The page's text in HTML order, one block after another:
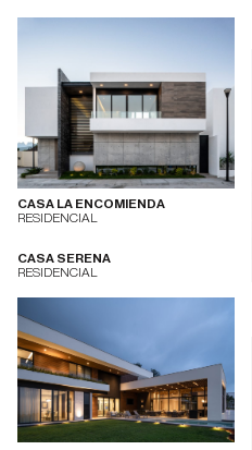
CASA LA ENCOMIENDA
RESIDENCIAL
CASA SERENA
RESIDENCIAL